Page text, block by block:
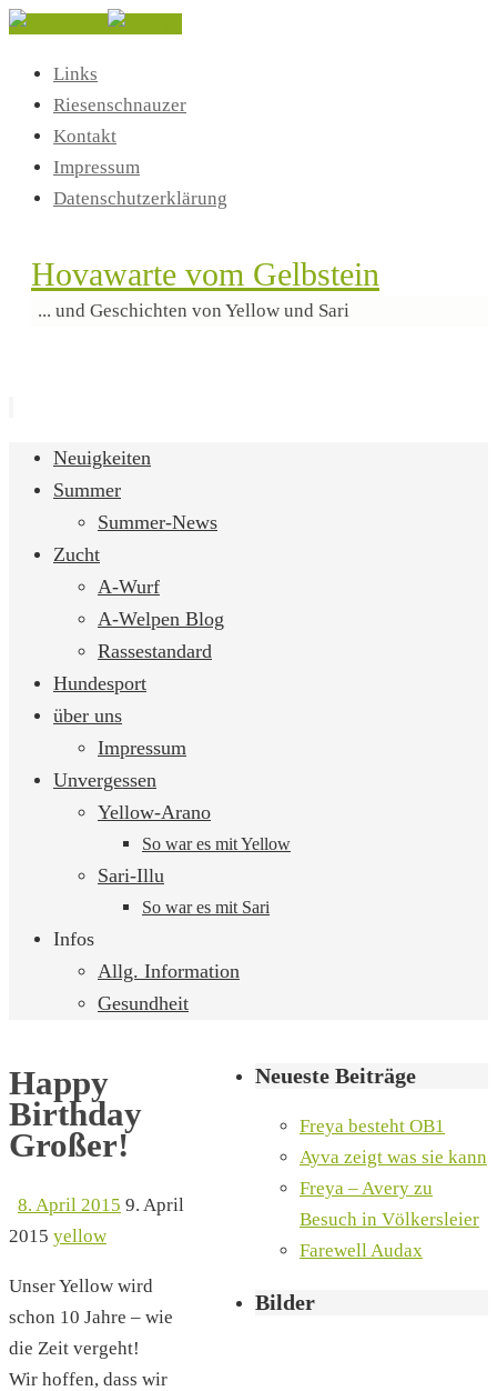
Links
Riesenschnauzer
Kontakt
Impressum
Datenschutzerklärung
Hovawarte vom Gelbstein
... und Geschichten von Yellow und Sari
Zum
Inhalt
Neuigkeiten
Summer
Summer-News
Zucht
A-Wurf
A-Welpen Blog
Rassestandard
Hundesport
über uns
Impressum
Unvergessen
Yellow-Arano
So war es mit Yellow
Sari-Illu
So war es mit Sari
Infos
Allg. Information
Gesundheit
Happy
Birthday
Großer!
8. April 2015 9. April
2015 yellow
Unser Yellow wird
schon 10 Jahre – wie
die Zeit vergeht!
Wir hoffen, dass wir
Neueste Beiträge
Freya besteht OB1
Ayva zeigt was sie kann
Freya – Avery zu
Besuch in Völkersleier
Farewell Audax
Bilder